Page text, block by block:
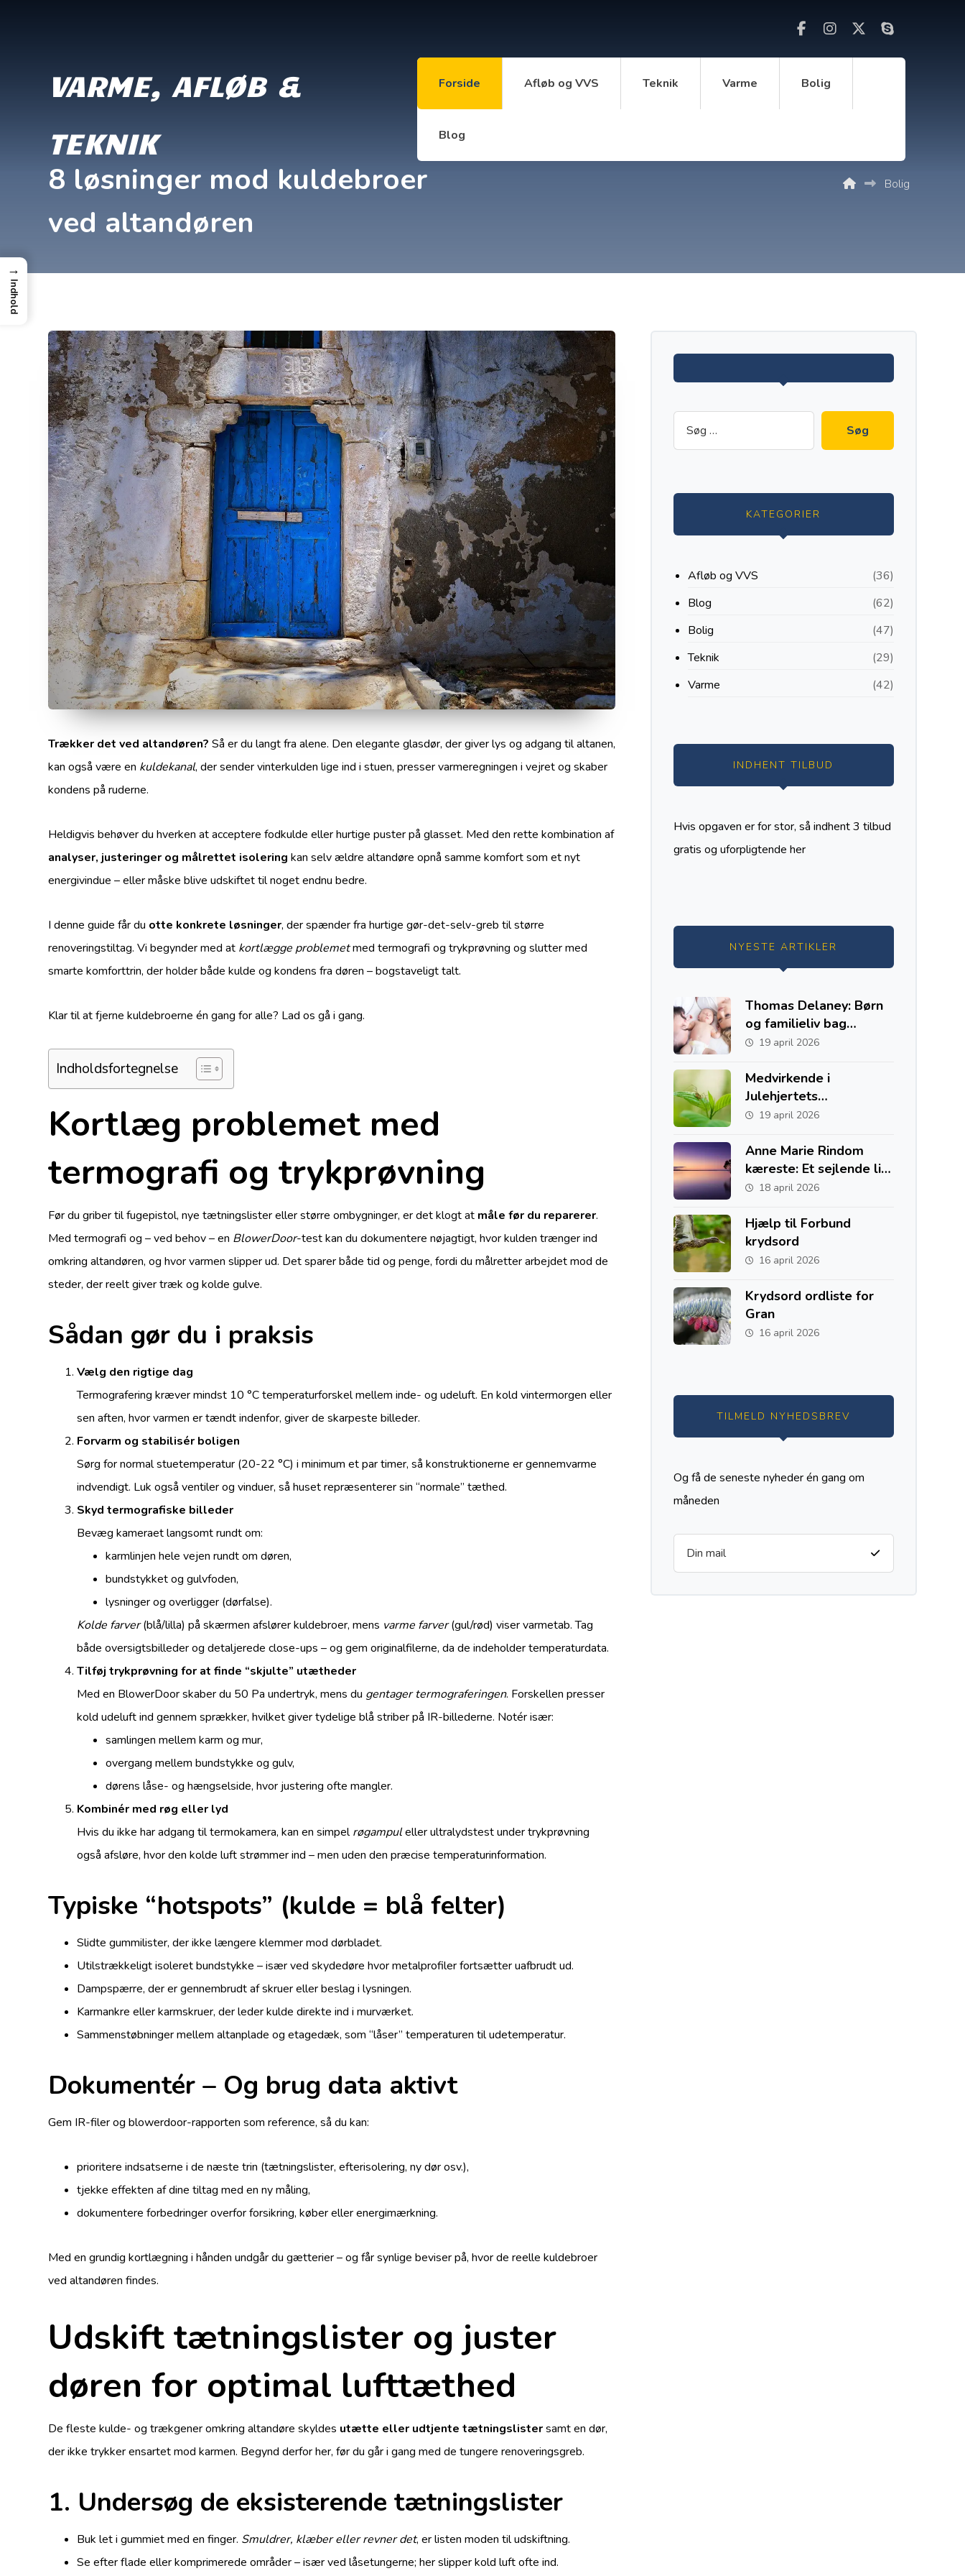
VARME, AFLØB &
TEKNIK
Forside Afløb og VVS Teknik Varme Bolig
Blog
8 løsninger mod kuldebroer
ved altandøren
Bolig
Trækker det ved altandøren? Så er du langt fra alene. Den elegante glasdør, der giver lys og adgang til altanen,
kan også være en kuldekanal, der sender vinterkulden lige ind i stuen, presser varmeregningen i vejret og skaber
kondens på ruderne.
Heldigvis behøver du hverken at acceptere fodkulde eller hurtige puster på glasset. Med den rette kombination af
analyser, justeringer og målrettet isolering kan selv ældre altandøre opnå samme komfort som et nyt
energivindue – eller måske blive udskiftet til noget endnu bedre.
I denne guide får du otte konkrete løsninger, der spænder fra hurtige gør-det-selv-greb til større
renoveringstiltag. Vi begynder med at kortlægge problemetmed termografi og trykprøvning og slutter med
smarte komfort­trin, der holder både kulde og kondens fra døren – bogstaveligt talt.
Klar til at fjerne kuldebroerne én gang for alle? Lad os gå i gang.
Indholdsfortegnelse
Kortlæg problemet med
termografi og trykprøvning
Før du griber til fugepistol, nye tætningslister eller større ombygninger, er det klogt at måle før du reparerer.
Med termografi og – ved behov – en BlowerDoor-test kan du dokumentere nøjagtigt, hvor kulden trænger ind
omkring altandøren, og hvor varmen slipper ud. Det sparer både tid og penge, fordi du målretter arbejdet mod de
steder, der reelt giver træk og kolde gulve.
Sådan gør du i praksis
Vælg den rigtige dag
Termografering kræver mindst 10 °C temperaturforskel mellem inde- og udeluft. En kold vintermorgen eller
sen aften, hvor varmen er tændt indenfor, giver de skarpeste billeder.
Forvarm og stabilisér boligen
Sørg for normal stuetemperatur (20-22 °C) i minimum et par timer, så konstruktionerne er gennemvarme
indvendigt. Luk også ventiler og vinduer, så huset repræsenterer sin “normale” tæthed.
Skyd termografiske billeder
Bevæg kameraet langsomt rundt om:
karmlinjen hele vejen rundt om døren,
bundstykket og gulvfoden,
lysninger og overligger (dørfalse).
Kolde farver(blå/lilla) på skærmen afslører kuldebroer, mens varme farver(gul/rød) viser varmetab. Tag
både oversigtsbilleder og detaljerede close-ups – og gem originalfilerne, da de indeholder temperaturdata.
Tilføj trykprøvning for at finde “skjulte” utætheder
Med en BlowerDoor skaber du 50 Pa undertryk, mens du gentager termograferingen. Forskellen presser
kold udeluft ind gennem sprækker, hvilket giver tydelige blå striber på IR-billederne. Notér især:
samlingen mellem karm og mur,
overgang mellem bundstykke og gulv,
dørens låse- og hængselside, hvor justering ofte mangler.
Kombinér med røg eller lyd
Hvis du ikke har adgang til termokamera, kan en simpelrøgampuleller ultralydstest under trykprøvning
også afsløre, hvor den kolde luft strømmer ind – men uden den præcise temperaturinformation.
Typiske “hotspots” (kulde = blå felter)
Slidte gummilister, der ikke længere klemmer mod dørbladet.
Utilstrækkeligt isoleret bundstykke – især ved skydedøre hvor metalprofiler fortsætter uafbrudt ud.
Dampspærre, der er gennembrudt af skruer eller beslag i lysningen.
Karmankre eller karmskruer, der leder kulde direkte ind i murværket.
Sammenstøbninger mellem altanplade og etagedæk, som “låser” temperaturen til udetemperatur.
Dokumentér – Og brug data aktivt
Gem IR-filer og blowerdoor-rapporten som reference, så du kan:
prioritere indsatserne i de næste trin (tætningslister, efterisolering, ny dør osv.),
tjekke effekten af dine tiltag med en ny måling,
dokumentere forbedringer overfor forsikring, køber eller energimærkning.
Med en grundig kortlægning i hånden undgår du gætterier – og får synlige beviser på, hvor de reelle kuldebroer
ved altandøren findes.
Udskift tætningslister og juster
døren for optimal lufttæthed
De fleste kulde- og trækgener omkring altandøre skyldes utætte eller udtjente tætningslistersamt en dør,
der ikke trykker ensartet mod karmen. Begynd derfor her, før du går i gang med de tungere renoveringsgreb.
1. Undersøg de eksisterende tætningslister
Buk let i gummiet med en finger. Smuldrer, klæber eller revner det, er listen moden til udskiftning.
Se efter flade eller komprimerede områder – især ved låsetungerne; her slipper kold luft ofte ind.
KATEGORIER
Afløb og VVS
(36)
Blog
(62)
Bolig
(47)
Teknik
(29)
Varme
(42)
INDHENT TILBUD
Hvis opgaven er for stor, så indhent 3 tilbud
gratis og uforpligtende her
NYESTE ARTIKLER
Thomas Delaney: Børn
og familieliv bag
fodboldkarrieren
19 april 2026
Medvirkende i
Julehjertets
Hemmelighed
19 april 2026
Anne Marie Rindom
kæreste: Et sejlende liv
med to hjem i Danmark
18 april 2026
Hjælp til Forbund
krydsord
16 april 2026
Krydsord ordliste for
Gran
16 april 2026
TILMELD NYHEDSBREV
Og få de seneste nyheder én gang om
måneden
→
Indhold